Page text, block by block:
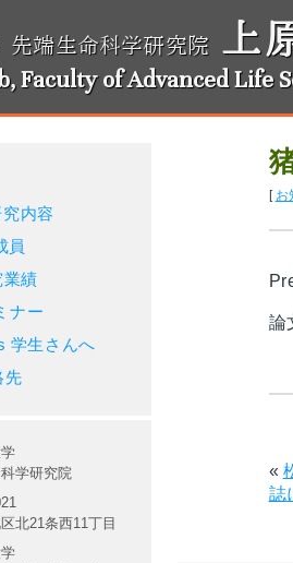
先端生命科学研究院 上
Faculty of Advanced Life
内容
員
績
ナー
学生さんへ
先
学研究院
北21条西11丁目
[ お
論
«
誌